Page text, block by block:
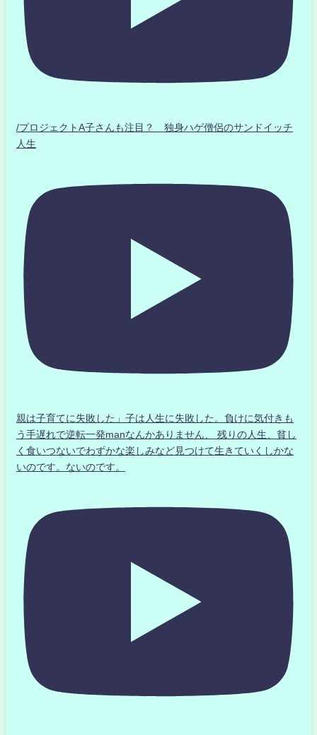
/プロジェクトA子さんも注目？ 独身ハゲ僧侶のサンドイッチ
人生
親は子育てに失敗した」子は人生に失敗した。負けに気付きも
う手遅れで逆転一発manなんかありません、 残りの人生、貧し
く食いつないでわずかな楽しみなど見つけて生きていくしかな
いのです。ないのです。